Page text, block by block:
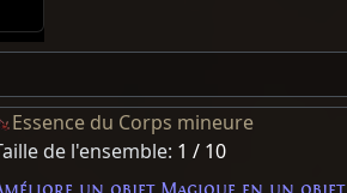
Essence du Corps mineure
de l'ensemble: 1 / 10